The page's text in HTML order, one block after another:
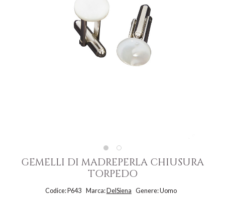
GEMELLI DI MADREPERLA CHIUSURA
TORPEDO
Codice: P643 Marca: DelSiena Genere: Uomo